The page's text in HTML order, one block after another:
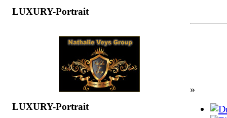
LUXURY-Portrait
LUXURY-Portrait
»